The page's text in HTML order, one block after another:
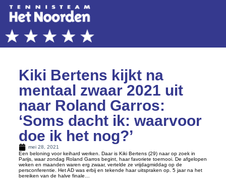
Kiki Bertens kijkt na
mentaal zwaar 2021 uit
naar Roland Garros:
‘Soms dacht ik: waarvoor
doe ik het nog?’
mei 28, 2021
Een beloning voor keihard werken. Daar is Kiki Bertens (29) naar op zoek in
Parijs, waar zondag Roland Garros begint, haar favoriete toernooi. De afgelopen
weken en maanden waren erg zwaar, vertelde ze vrijdagmiddag op de
persconferentie. Het AD was erbij en tekende haar uitspraken op. 5 jaar na het
bereiken van de halve finale…